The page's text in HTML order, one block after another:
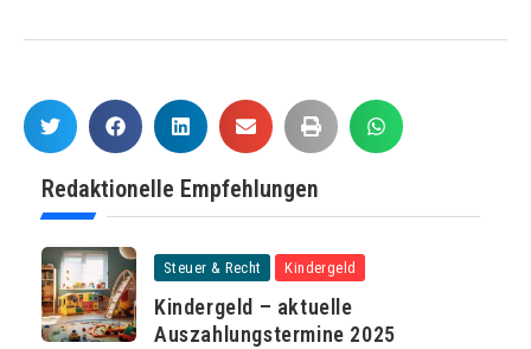
Redaktionelle Empfehlungen
Steuer & Recht Kindergeld
Kindergeld – aktuelle
Auszahlungstermine 2025